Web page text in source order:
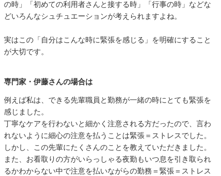
の時」「初めての利用者さんと接する時」「行事の時」などな
どいろんなシュチュエーションが考えられますよね。
実はこの「自分はこんな時に緊張を感じる」を明確にすること
が大切です。
専門家・伊藤さんの場合は
例えば私は、できる先輩職員と勤務が一緒の時にとても緊張を
感じました。
丁寧なケアを行わないと細かく注意される方だったので、言わ
れないように細心の注意を払うことは緊張＝ストレスでした。
しかし、この先輩にたくさんのことを教えていただきました。
また、お看取りの方がいらっしゃる夜勤もいつ息を引き取られ
るかわからない中で注意を払いながらの勤務＝緊張＝ストレス